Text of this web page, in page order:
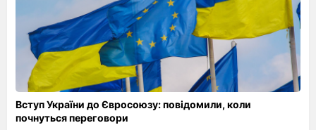
Вступ України до Євросоюзу: повідомили, коли
почнуться переговори